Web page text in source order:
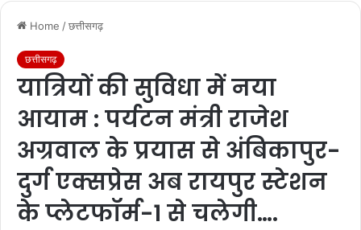
Home /छत्तीसगढ़
छत्तीसगढ़
यात्रियों की सुविधा में नया
आयाम : पर्यटन मंत्री राजेश
अग्रवाल के प्रयास से अंबिकापुर-
दुर्ग एक्सप्रेस अब रायपुर स्टेशन
के प्लेटफॉर्म-1 से चलेगी….